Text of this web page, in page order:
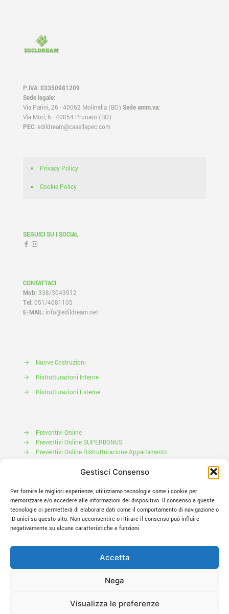
Gestisci Consenso
Per fornire le migliori esperienze, utilizziamo tecnologie come i cookie per
memorizzare e/o accedere alle informazioni del dispositivo. Il consenso a queste
tecnologie ci permetterà di elaborare dati come il comportamento di navigazione o
ID unici su questo sito. Non acconsentire o ritirare il consenso può influire
negativamente su alcune caratteristiche e funzioni.
Accetta
Nega
Visualizza le preferenze
P.IVA: 03350981209
Sede legale:
Via Parini, 26 - 40062 Molinella (BO) Sede amm.va:
Via Mori, 6 - 40054 Prunaro (BO)
PEC: edildream@casellapec.com
Privacy Policy
Cookie Policy
SEGUICI SU I SOCIAL
CONTATTACI
Mob: 338/3043912
Tel: 051/4681105
E-MAIL: info@edildream.net
→
Nuove Costruzioni
→
Ristrutturazioni Interne
→
Ristrutturazioni Esterne
→
Preventivi Online
→
Preventivi Online SUPERBONUS
→
Preventivi Online Ristrutturazione Appartamento
Prenota il tuo Sopralluogo
© 2021 Edildream. All Rights Reserved. Creative
Garbo